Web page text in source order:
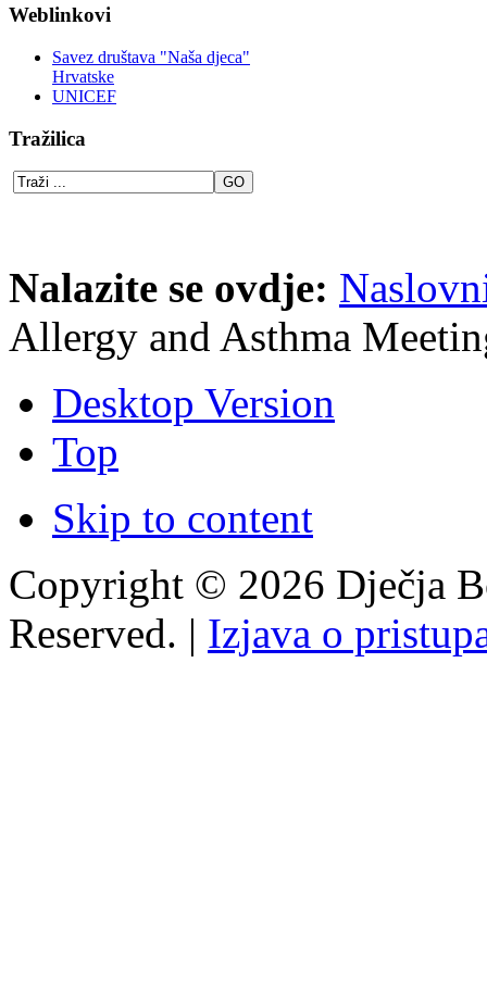
Weblinkovi
Savez društava "Naša djeca"
Hrvatske
UNICEF
Tražilica
Nalazite se ovdje:
Allergy and Asthma
Desktop Version
Top
Skip to content
Copyright © 2026 Dječja
Reserved. | Izjava o